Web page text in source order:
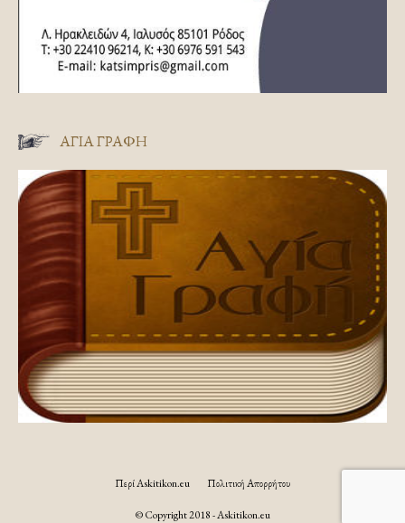
ΑΓΊΑ ΓΡΑΦΉ
Περί Askitikon.eu Πολιτική Απορρήτου
© Copyright 2018 - Askitikon.eu